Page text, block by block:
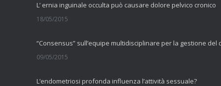
L’ ernia inguinale occulta può causare dolore pelvico cronico
18/05/2015
09/05/2015
L’endometriosi profonda influenza l’attività sessuale?